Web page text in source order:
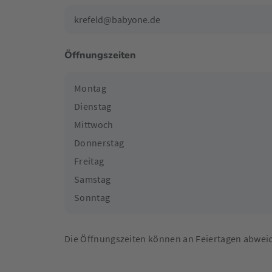
krefeld@babyone.de
Öffnungszeiten
Montag
Dienstag
Mittwoch
Donnerstag
Freitag
Samstag
Sonntag
Die Öffnungszeiten können an Feiertagen